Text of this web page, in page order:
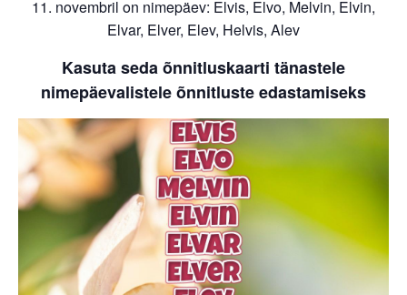
11. novembril on nimepäev: Elvis, Elvo, Melvin, Elvin,
Elvar, Elver, Elev, Helvis, Alev
Kasuta seda õnnitluskaarti tänastele
nimepäevalistele õnnitluste edastamiseks